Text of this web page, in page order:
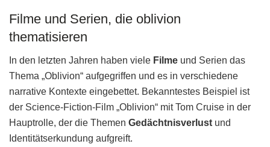
Filme und Serien, die oblivion
thematisieren
In den letzten Jahren haben viele Filme und Serien das
Thema „Oblivion“ aufgegriffen und es in verschiedene
narrative Kontexte eingebettet. Bekanntestes Beispiel ist
der Science-Fiction-Film „Oblivion“ mit Tom Cruise in der
Hauptrolle, der die Themen Gedächtnisverlust und
Identitätserkundung aufgreift.